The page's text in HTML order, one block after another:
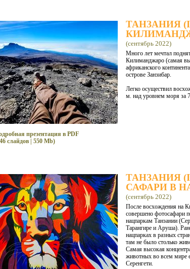
ТАНЗАНИЯ
(сентябрь 2022)
Много лет мечтал
Килиманджаро (самая
африканского
острове Занзибар.
Легко осуществил
м. над уровнем моря за
презентация в PDF
слайдов | 550 Mb)
ТАНЗАНИЯ
САФАРИ В
(сентябрь 2022)
После восхождения на
совершено фотосафари
нацпаркам Танзании
Тарангире и Аруша).
нацпарках в разных
там не было столько
Самая высокая
животных во всем мире
Серенгети.